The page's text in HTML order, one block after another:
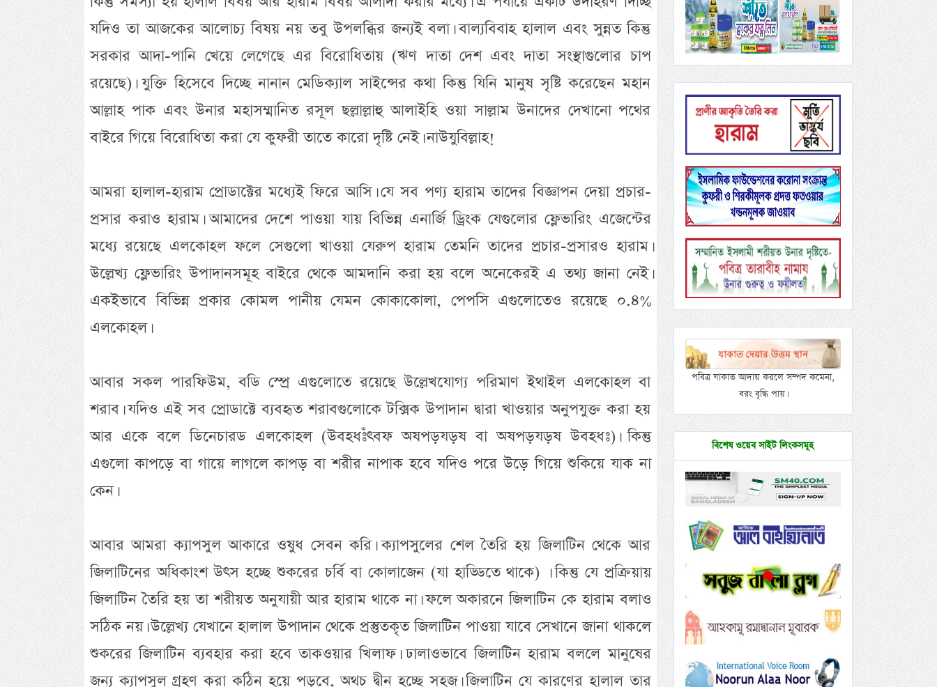
যদিও তা আজকের আলোচ্য বিষয় নয় তবু উপলব্ধির জন্যই বলা। বাল্যবিবাহ হালাল এবং সুন্নত কিন্তু
সরকার আদা-পানি খেয়ে লেগেছে এর বিরোধিতায় (ঋণ দাতা দেশ এবং দাতা সংস্থাগুলোর চাপ
রয়েছে)। যুক্তি হিসেবে দিচ্ছে নানান মেডিক্যাল সাইন্সের কথা কিন্তু যিনি মানুষ সৃষ্টি করেছেন মহান
আল্লাহ পাক এবং উনার মহাসম্মানিত রসূল ছল্লাল্লাহু আলাইহি ওয়া সাল্লাম উনাদের দেখানো পথের
বাইরে গিয়ে বিরোধিতা করা যে কুফরী তাতে কারো দৃষ্টি নেই। নাউযুবিল্লাহ!
আমরা হালাল-হারাম প্রোডাক্টের মধ্যেই ফিরে আসি। যে সব পণ্য হারাম তাদের বিজ্ঞাপন দেয়া প্রচার-
প্রসার করাও হারাম। আমাদের দেশে পাওয়া যায় বিভিন্ন এনার্জি ড্রিংক যেগুলোর ফ্লেভারিং এজেন্টের
মধ্যে রয়েছে এলকোহল ফলে সেগুলো খাওয়া যেরুপ হারাম তেমনি তাদের প্রচার-প্রসারও হারাম।
উল্লেখ্য ফ্লেভারিং উপাদানসমূহ বাইরে থেকে আমদানি করা হয় বলে অনেকেরই এ তথ্য জানা নেই।
একইভাবে বিভিন্ন প্রকার কোমল পানীয় যেমন কোকাকোলা, পেপসি এগুলোতেও রয়েছে ০.৪%
এলকোহল।
আবার সকল পারফিউম, বডি স্প্রে এগুলোতে রয়েছে উল্লেখযোগ্য পরিমাণ ইথাইল এলকোহল বা
শরাব। যদিও এই সব প্রোডাক্টে ব্যবহৃত শরাবগুলোকে টক্সিক উপাদান দ্বারা খাওয়ার অনুপযুক্ত করা হয়
আর একে বলে ডিনেচারড এলকোহল (উবহধঃঁৎবফ অষপড়যড়ষ বা অষপড়যড়ষ উবহধঃ)। কিন্তু
এগুলো কাপড়ে বা গায়ে লাগলে কাপড় বা শরীর নাপাক হবে যদিও পরে উড়ে গিয়ে শুকিয়ে যাক না
কেন।
আবার আমরা ক্যাপসুল আকারে ওষুধ সেবন করি। ক্যাপসুলের শেল তৈরি হয় জিলাটিন থেকে আর
জিলাটিনের অধিকাংশ উৎস হচ্ছে শুকরের চর্বি বা কোলাজেন (যা হাড্ডিতে থাকে) । কিন্তু যে প্রক্রিয়ায়
জিলাটিন তৈরি হয় তা শরীয়ত অনুযায়ী আর হারাম থাকে না। ফলে অকারনে জিলাটিন কে হারাম বলাও
সঠিক নয়। উল্লেখ্য যেখানে হালাল উপাদান থেকে প্রস্তুতকৃত জিলাটিন পাওয়া যাবে সেখানে জানা থাকলে
শুকরের জিলাটিন ব্যবহার করা হবে তাকওয়ার খিলাফ। ঢালাওভাবে জিলাটিন হারাম বললে মানুষের
জন্য ক্যাপসুল গ্রহণ করা কঠিন হয়ে পড়বে, অথচ দ্বীন হচ্ছে সহজ। জিলাটিন যে কারণের হালাল তার
পবিত্র যাকাত আদায় করলে সম্পদ কমেনা,
বরং বৃদ্ধি পায়।
বিশেষ ওয়েব সাইট লিংকসমূহ